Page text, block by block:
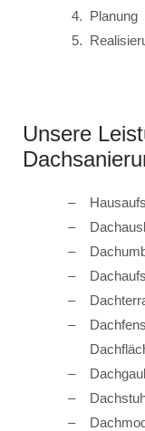
Planung
Unsere